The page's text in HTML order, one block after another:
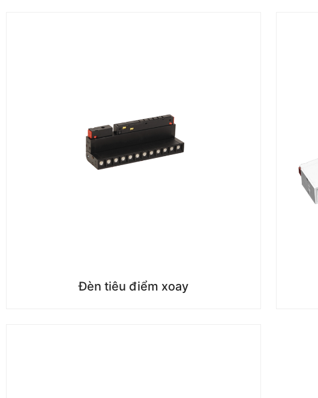
Đèn tiêu điểm xoay